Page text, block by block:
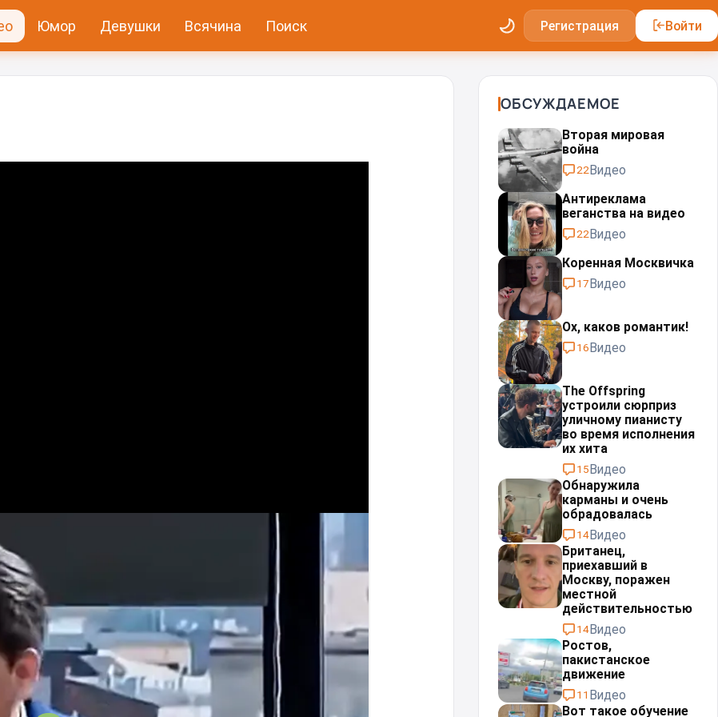
Юмор Девушки Всячина Поиск Регистрация Войти
ОБСУЖДАЕМОЕ
Вторая мировая
война
22Видео
Антиреклама
веганства на видео
22Видео
Коренная Москвичка
17Видео
Ох, каков романтик!
16Видео
The Offspring
устроили сюрприз
уличному пианисту
во время исполнения
их хита
15Видео
Обнаружила
карманы и очень
обрадовалась
14Видео
Британец,
приехавший в
Москву, поражен
местной
действительностью⁠⁠
14Видео
Ростов,
пакистанское
движение
11 Видео
Вот такое обучение